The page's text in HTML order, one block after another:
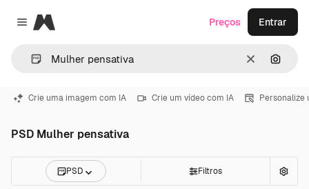
Close menu
Magnific
Limpar
Preços Entrar
Crie uma imagem com IA Crie um vídeo com IA Personalize
PSD Mulher pensativa
PSD Filtros